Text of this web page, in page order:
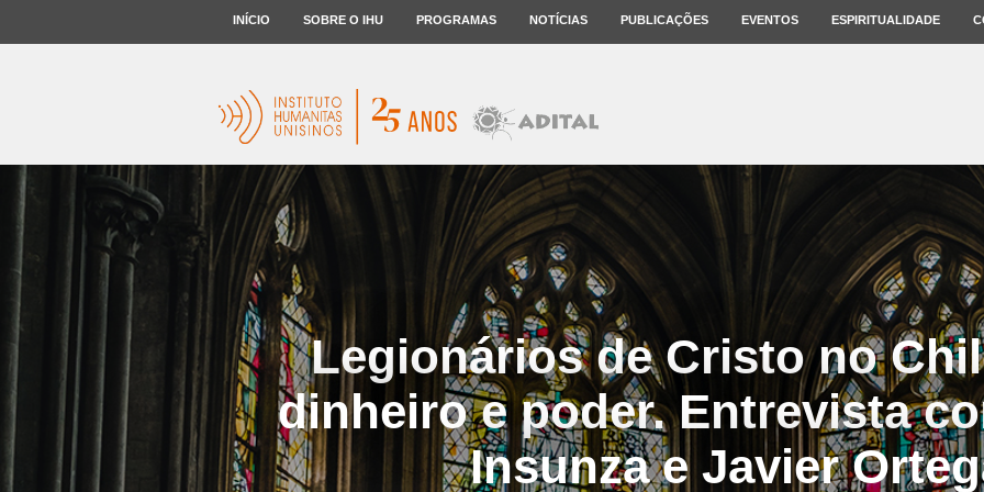
INÍCIO SOBRE O IHU PROGRAMAS NOTÍCIAS PUBLICAÇÕES EVENTOS ESPIRITUALIDADE
Legionários de Cristo no
dinheiro e poder. Entrevista
Insunza e Javier